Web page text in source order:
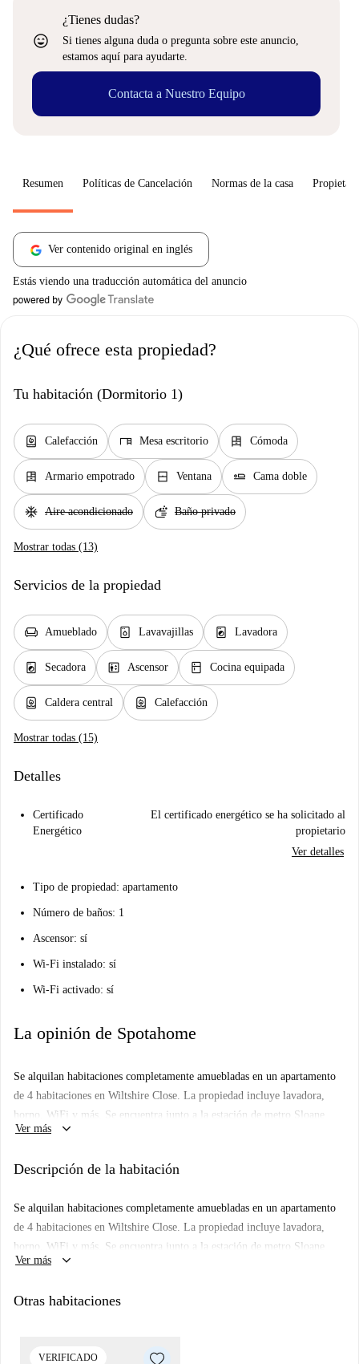
sentiment_very_satisfied
¿Tienes dudas?
Si tienes alguna duda o pregunta sobre este anuncio,
estamos aquí para ayudarte.
Contacta a Nuestro Equipo
Resumen Políticas de Cancelación Normas de la casa
Ver contenido original en inglés
Estás viendo una traducción automática del anuncio
¿Qué ofrece esta propiedad?
Tu habitación (Dormitorio 1)
water_heater Calefacción desk Mesa escritorio dresser Cómoda
dresser Armario empotrado window_closed Ventana airline_seat_flat Cama doble
ac_unit Aire acondicionado soap Baño privado
Mostrar todas (13)
Servicios de la propiedad
chair Amueblado dishwasher_gen Lavavajillas local_laundry_service Lavadora
local_laundry_service Secadora elevator Ascensor kitchen Cocina equipada
water_heater Caldera central water_heater Calefacción
Mostrar todas (15)
Detalles
Certificado
Energético
El certificado energético se ha solicitado al
propietario
Ver detalles
Tipo de propiedad: apartamento
Número de baños: 1
Ascensor: sí
Wi-Fi instalado: sí
Wi-Fi activado: sí
La opinión de Spotahome
Se alquilan habitaciones completamente amuebladas en un apartamento
de 4 habitaciones en Wiltshire Close. La propiedad incluye lavadora,
horno, WiFi y más. Se encuentra junto a la estación de metro Sloane
Square y a pocos pasos del Victoria and Albert Museum.
Ver más keyboard_arrow_down
Descripción de la habitación
Se alquilan habitaciones completamente amuebladas en un apartamento
de 4 habitaciones en Wiltshire Close. La propiedad incluye lavadora,
horno, WiFi y más. Se encuentra junto a la estación de metro Sloane
Square y a pocos pasos del Victoria and Albert Museum.
Ver más keyboard_arrow_down
Otras habitaciones
VERIFICADO